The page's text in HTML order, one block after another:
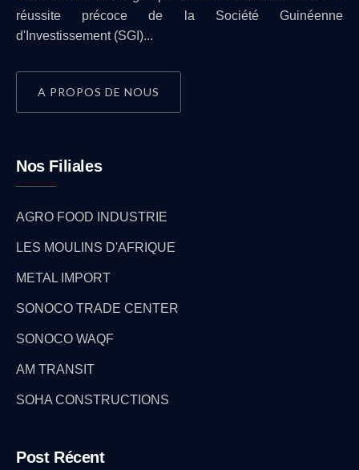
réussite précoce de la Société Guinéenne
d'Investissement (SGI)...
A PROPOS DE NOUS
Nos Filiales
AGRO FOOD INDUSTRIE
LES MOULINS D'AFRIQUE
METAL IMPORT
SONOCO TRADE CENTER
SONOCO WAQF
AM TRANSIT
SOHA CONSTRUCTIONS
Post Récent